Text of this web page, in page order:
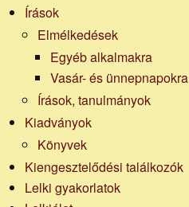
Írások
Elmélkedések
Egyéb alkalmakra
Vasár- és ünnepnapokra
Írások, tanulmányok
Kiadványok
Könyvek
Kiengesztelődési találkozók
Lelki gyakorlatok